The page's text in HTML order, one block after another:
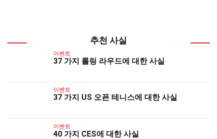
추천 사실
이벤트
37 가지 롤링 라우드에 대한 사실
이벤트
37 가지 US 오픈 테니스에 대한 사실
이벤트
40 가지 CES에 대한 사실